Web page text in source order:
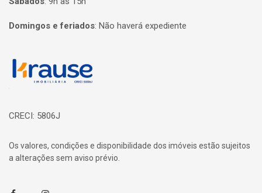
Domingos e feriados: Não haverá expediente
Página inicial
CRECI: 5806J
Os valores, condições e disponibilidade dos imóveis estão sujeitos
a alterações sem aviso prévio.